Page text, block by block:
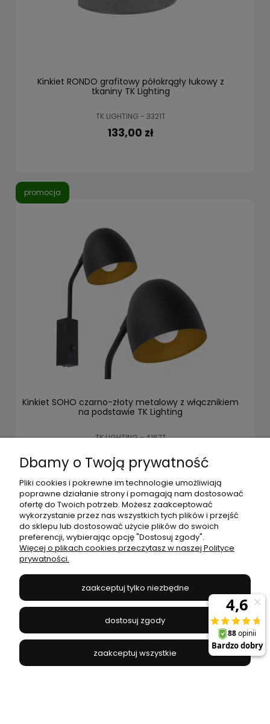
Kinkiet RONDO grafitowy półokrągły łukowy z
tkaniny TK Lighting
TK LIGHTING - 3321T
133,00 zł
Kinkiet SOHO czarno-złoty metalowy z włącznikiem
na podstawie TK Lighting
TK LIGHTING - 4167T
133,59 zł
do koszyka
promocja
Dbamy o Twoją prywatność
Pliki cookies i pokrewne im technologie umożliwiają
poprawne działanie strony i pomagają nam dostosować
ofertę do Twoich potrzeb. Możesz zaakceptować
wykorzystanie przez nas wszystkich tych plików i przejść
do sklepu lub dostosować użycie plików do swoich
preferencji, wybierając opcję "Dostosuj zgody".
Więcej o plikach cookies przeczytasz w naszej Polityce
prywatności.
zaakceptuj tylko niezbędne
dostosuj zgody
zaakceptuj wszystkie